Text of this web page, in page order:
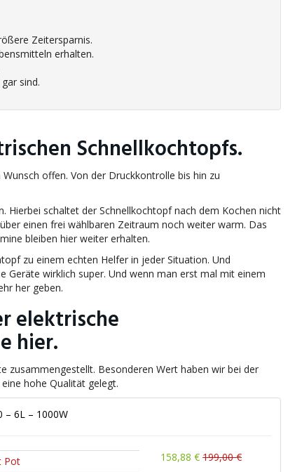
Zeitersparnis.
erhalten.
sind.
Schnellkochtopfs.
offen. Von der Druckkontrolle bis hin zu
Hierbei schaltet der Schnellkochtopf nach dem Kochen nicht
einen frei wählbaren Zeitraum noch weiter warm. Das
bleiben hier weiter erhalten.
zu einem echten Helfer in jeder Situation. Und
Geräte wirklich super. Und wenn man erst mal mit einem
her geben.
elektrische
hier.
zusammengestellt. Besonderen Wert haben wir bei der
hohe Qualität gelegt.
– 6L – 1000W
158,88 € 199,00 €
Pot